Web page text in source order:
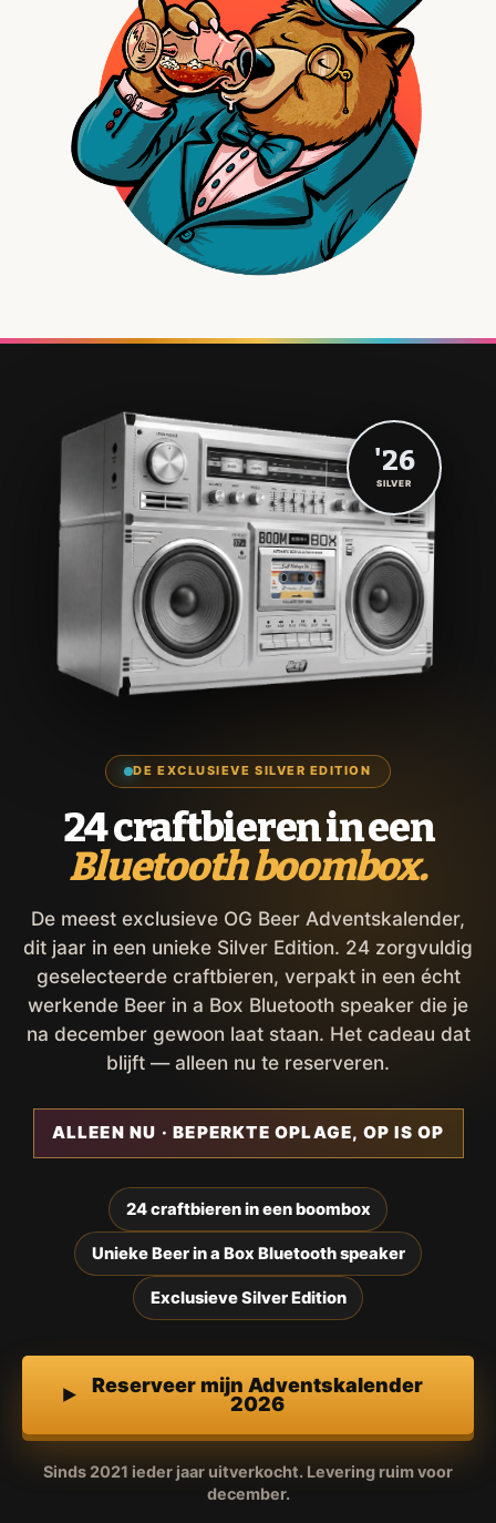
DE EXCLUSIEVE SILVER EDITION
24 craftbieren in een
Bluetooth boombox.
De meest exclusieve OG Beer Adventskalender,
dit jaar in een unieke Silver Edition. 24 zorgvuldig
geselecteerde craftbieren, verpakt in een écht
werkende Beer in a Box Bluetooth speaker die je
na december gewoon laat staan. Het cadeau dat
blijft — alleen nu te reserveren.
ALLEEN NU · BEPERKTE OPLAGE, OP IS OP
24 craftbieren in een boombox
Unieke Beer in a Box Bluetooth speaker
Exclusieve Silver Edition
Reserveer mijn Adventskalender
2026
Sinds 2021 ieder jaar uitverkocht. Levering ruim voor
december.
'26
SILVER